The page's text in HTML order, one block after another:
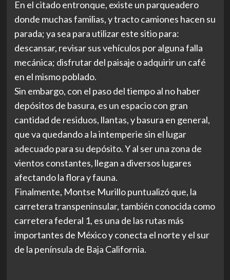
En el citado entronque, existe un parqueadero
donde muchas familias, y tracto camiones hacen su
parada; ya sea para utilizar este sitio para:
descansar, revisar sus vehículos por alguna falla
mecánica; disfrutar del paisaje o adquirir un café
en el mismo poblado.
Sin embargo, con el paso del tiempo al no haber
depósitos de basura, es un espacio con gran
cantidad de residuos, llantas, y basura en general,
que va quedando a la intemperie sin el lugar
adecuado para su depósito. Y al ser una zona de
vientos constantes, llegan a diversos lugares
afectando la flora y fauna.
Finalmente, Montse Murillo puntualizó que, la
carretera transpeninsular, también conocida como
carretera federal 1, es una de las rutas más
importantes de México y conecta el norte y el sur
de la península de Baja California.